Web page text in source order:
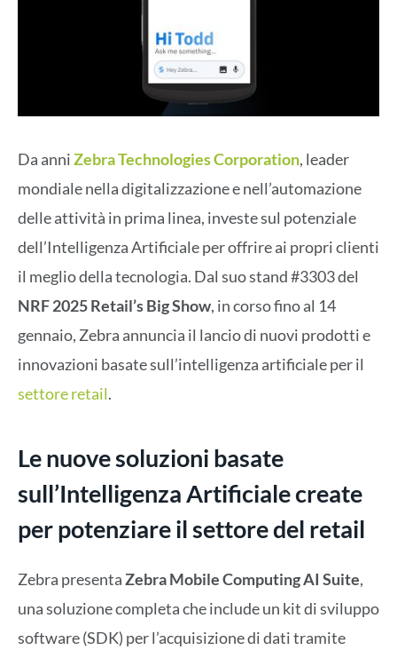
Da anniZebra Technologies Corporation, leader
mondiale nella digitalizzazione e nell’automazione
delle attività in prima linea, investe sul potenziale
dell’Intelligenza Artificiale per offrire ai propri clienti
il meglio della tecnologia. Dal suo stand #3303 del
NRF 2025 Retail’s Big Show, in corso fino al 14
gennaio, Zebra annuncia il lancio di nuovi prodotti e
innovazioni basate sull’intelligenza artificiale per il
settore retail.
Le nuove soluzioni basate
sull’Intelligenza Artificiale create
per potenziare il settore del retail
Zebra presentaZebra Mobile Computing AI Suite,
una soluzione completa che include un kit di sviluppo
software (SDK) per l’acquisizione di dati tramite